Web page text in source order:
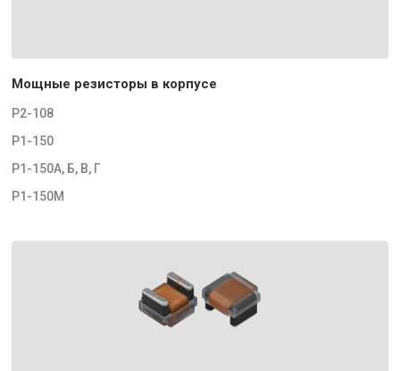
Мощные резисторы в корпусе
Р2-108
Р1-150
Р1-150А, Б, В, Г
Р1-150М